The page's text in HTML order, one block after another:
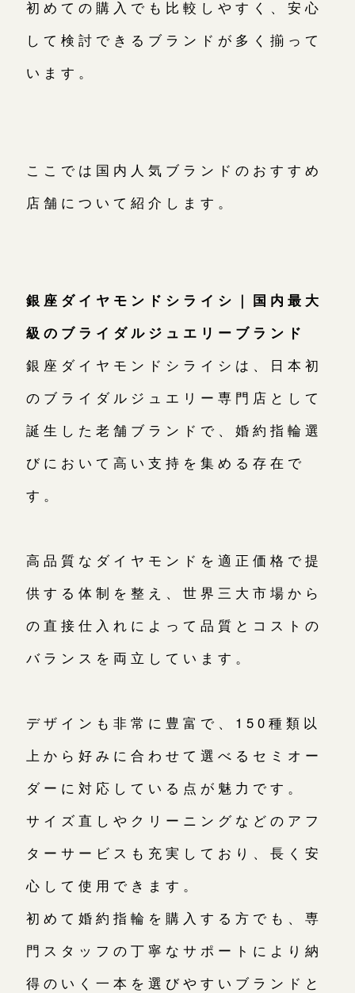
初めての購入でも比較しやすく、安心
して検討できるブランドが多く揃って
います。
ここでは国内人気ブランドのおすすめ
店舗について紹介します。
銀座ダイヤモンドシライシ｜国内最大
級のブライダルジュエリーブランド
銀座ダイヤモンドシライシは、日本初
のブライダルジュエリー専門店として
誕生した老舗ブランドで、婚約指輪選
びにおいて高い支持を集める存在で
す。
高品質なダイヤモンドを適正価格で提
供する体制を整え、世界三大市場から
の直接仕入れによって品質とコストの
バランスを両立しています。
デザインも非常に豊富で、150種類以
上から好みに合わせて選べるセミオー
ダーに対応している点が魅力です。
サイズ直しやクリーニングなどのアフ
ターサービスも充実しており、長く安
心して使用できます。
初めて婚約指輪を購入する方でも、専
門スタッフの丁寧なサポートにより納
得のいく一本を選びやすいブランドと